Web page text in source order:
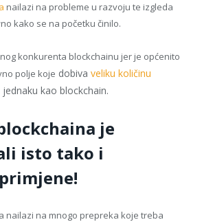
nailazi na probleme u razvoju te izgleda
kako se na početku činilo.
konkurenta blockchainu jer je općenito
polje koje dobiva veliku količinu
kao blockchain.
je
isto tako i
nailazi na mnogo prepreka koje treba